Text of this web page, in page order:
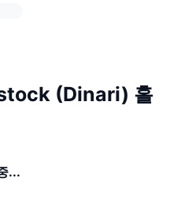
(Dinari) 홀
...